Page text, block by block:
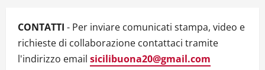
CONTATTI - Per inviare comunicati stampa, video e
richieste di collaborazione contattaci tramite
l'indirizzo email sicilibuona20@gmail.com